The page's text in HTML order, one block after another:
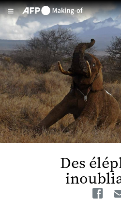
Aller au contenu principal
Des